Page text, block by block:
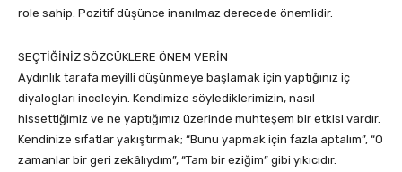
role sahip. Pozitif düşünce inanılmaz derecede önemlidir.
SEÇTİĞİNİZ SÖZCÜKLERE ÖNEM VERİN
Aydınlık tarafa meyilli düşünmeye başlamak için yaptığınız iç
diyalogları inceleyin. Kendimize söylediklerimizin, nasıl
hissettiğimiz ve ne yaptığımız üzerinde muhteşem bir etkisi vardır.
Kendinize sıfatlar yakıştırmak; “Bunu yapmak için fazla aptalım”, “O
zamanlar bir geri zekâlıydım”, “Tam bir eziğim” gibi yıkıcıdır.